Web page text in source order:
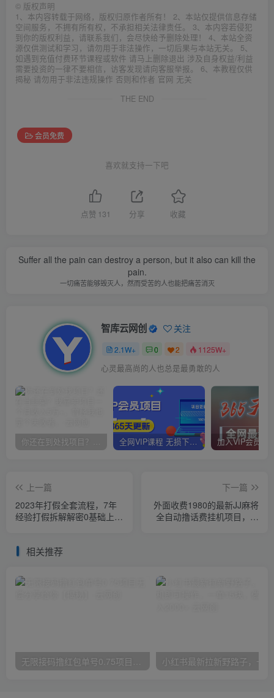
© 版权声明
1、本内容转载于网络，版权归原作者所有！ 2、本站仅提供信息存储
空间服务，不拥有所有权，不承担相关法律责任。 3、本内容若侵犯
到你的版权利益，请联系我们，会尽快给予删除处理！ 4、本站全资
源仅供测试和学习，请勿用于非法操作，一切后果与本站无关。 5、
如遇到充值付费环节课程或软件 请马上删除退出 涉及自身权益/利益
需要投资的一律不要相信，访客发现请向客服举报。 6、本教程仅供
揭秘 请勿用于非法违规操作 否则和作者 官网 无关
THE END
会员免费
喜欢就支持一下吧
点赞 131 分享 收藏
Suffer all the pain can destroy a person, but it also can kill the
pain.
一切痛苦能够毁灭人，然而受苦的人也能把痛苦消灭
智库云网创 关注
2.1W+ 0 2 1125W+
心灵最高尚的人也总是最勇敢的人
你还在到处找项目？还在当韭菜？我靠卖项目一个月收入5万+，曾经我也是个失败者。 全网VIP课程 无损下载~
上一篇
2023年打假全套流程，7年
经验打假拆解解密0基础上手
下一篇
外面收费1980的最新JJ麻将
全自动撸话费挂机项目，单
相关推荐
无限接码撸红包单号0.75项目无偿分享给你【揭秘】